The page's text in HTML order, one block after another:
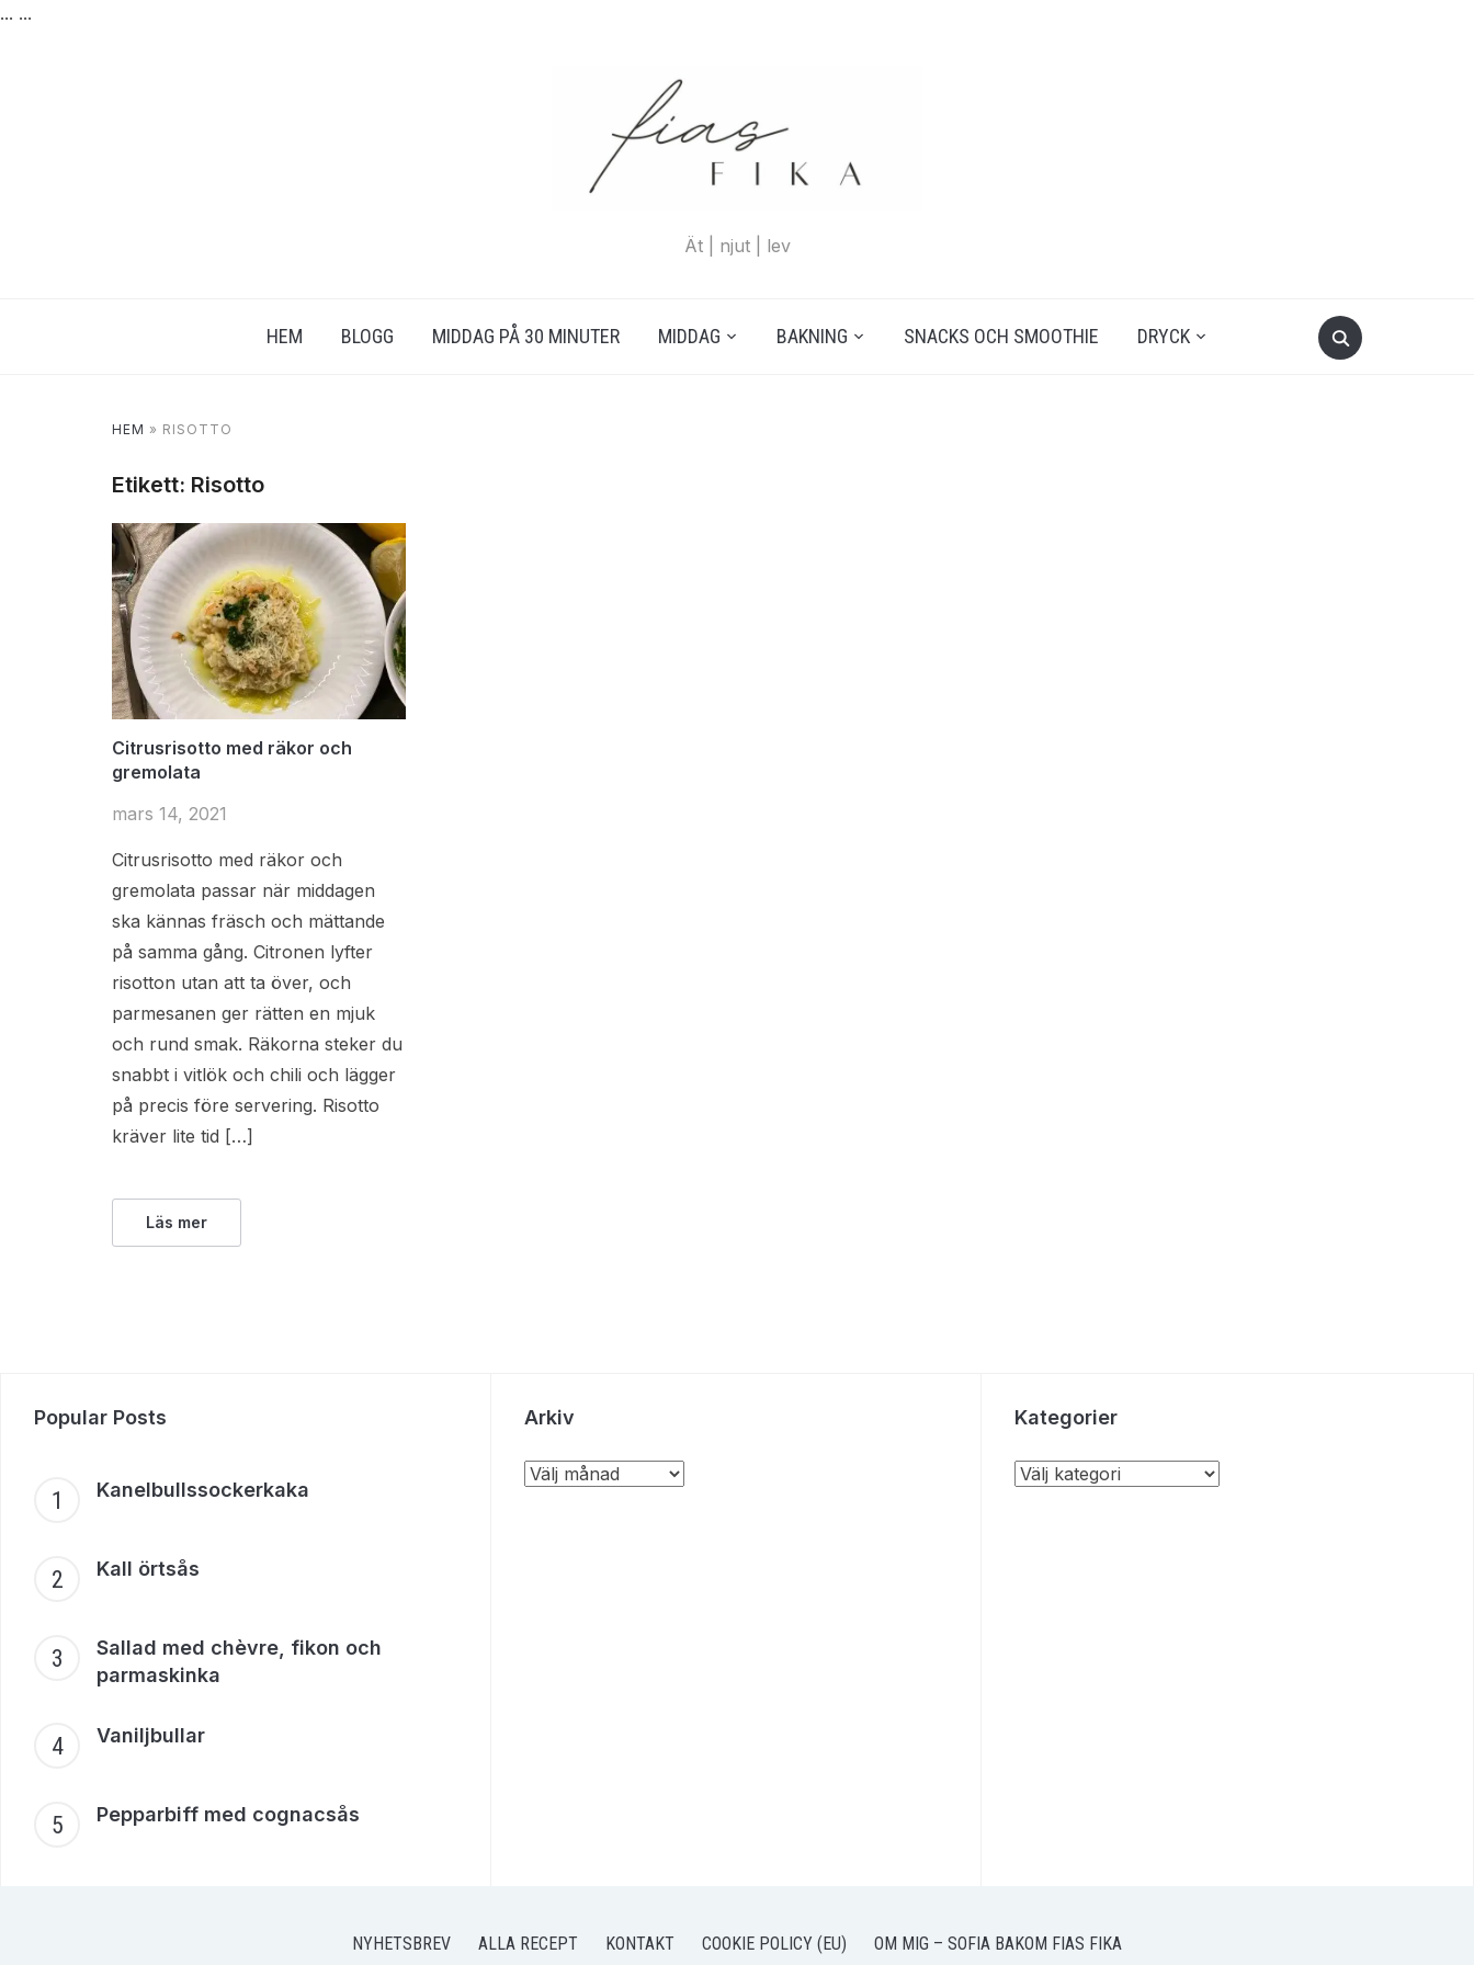
... ...
Ät | njut | lev
HEM BLOGG MIDDAG PÅ 30 MINUTER MIDDAG BAKNING SNACKS OCH SMOOTHIE DRYCK
HEM » RISOTTO
Etikett: Risotto
Citrusrisotto med räkor och
gremolata
mars 14, 2021
Citrusrisotto med räkor och
gremolata passar när middagen
ska kännas fräsch och mättande
på samma gång. Citronen lyfter
risotton utan att ta över, och
parmesanen ger rätten en mjuk
och rund smak. Räkorna steker du
snabbt i vitlök och chili och lägger
på precis före servering. Risotto
kräver lite tid […]
Läs mer
Popular Posts
Kanelbullssockerkaka
Kall örtsås
Sallad med chèvre, fikon och
parmaskinka
Vaniljbullar
Pepparbiff med cognacsås
Arkiv Kategorier
NYHETSBREV ALLA RECEPT KONTAKT COOKIE POLICY (EU) OM MIG – SOFIA BAKOM FIAS FIKA